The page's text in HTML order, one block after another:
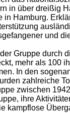
in über dreißig
Hamburg.
und
Gruppe durch
mehr als 100
In den
zahlreiche
zwischen
ihre
kampflose